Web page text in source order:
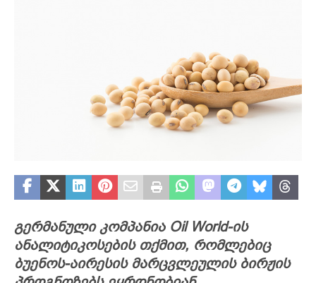
გერმანული კომპანია Oil World-ის
ანალიტიკოსების თქმით, რომლებიც
ბუენოს-აირესის მარცვლეულის ბირჟის